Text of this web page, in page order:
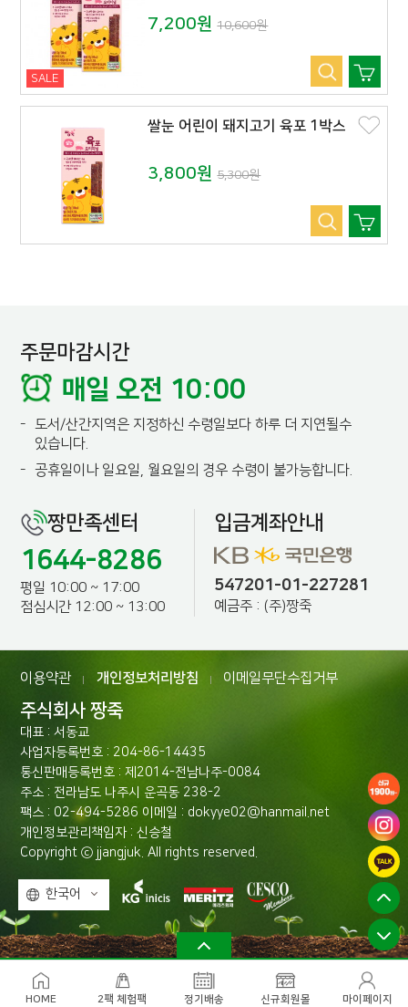
SALE
7,200원10,600원
쌀눈 어린이 돼지고기 육포 1박스
3,800원5,300원
주문마감시간
매일 오전 10:00
-
도서/산간지역은 지정하신 수령일보다 하루 더 지연될수
있습니다.
-
공휴일이나 일요일, 월요일의 경우 수령이 불가능합니다.
짱만족센터
1644-8286
평일 10:00 ~ 17:00
점심시간 12:00 ~ 13:00
입금계좌안내
547201-01-227281
예금주 : (주)짱죽
이용약관 개인정보처리방침 이메일무단수집거부
주식회사 짱죽
대표 : 서동교
사업자등록번호 : 204-86-14435
통신판매등록번호 : 제2014-전남나주-0084
주소 : 전라남도 나주시 운곡동 238-2
팩스 : 02-494-5286 이메일 : dokyye02@hanmail.net
개인정보관리책임자 : 신승철
Copyright ⓒ jjangjuk. All rights reserved.
한국어
HOME 2팩 체험팩 정기배송 신규회원몰 마이페이지